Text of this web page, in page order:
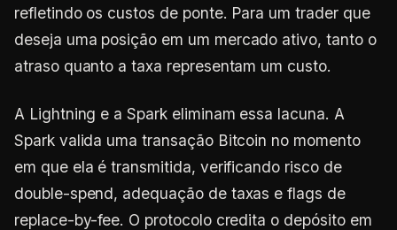
refletindo os custos de ponte. Para um trader que
deseja uma posição em um mercado ativo, tanto o
atraso quanto a taxa representam um custo.
A Lightning e a Spark eliminam essa lacuna. A
Spark valida uma transação Bitcoin no momento
em que ela é transmitida, verificando risco de
double-spend, adequação de taxas e flags de
replace-by-fee. O protocolo credita o depósito em